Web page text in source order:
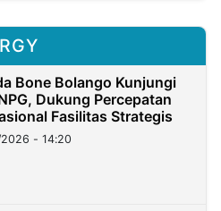
Bone Bolango Kunjungi
Dukung Percepatan
Fasilitas Strategis
- 14:20